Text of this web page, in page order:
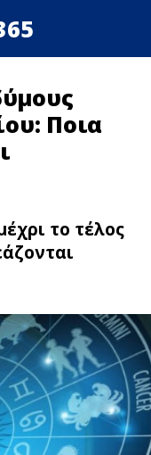
Ποια
το τέλος